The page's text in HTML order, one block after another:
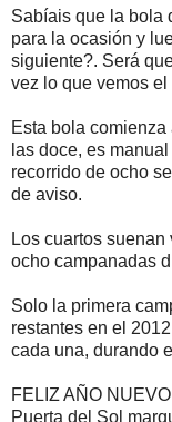
Sabíais que la bola
para la ocasión y
siguiente?. Será
vez lo que vemos
Esta bola
las doce, es
recorrido de ocho
de aviso.
Los cuartos
ocho campanadas
Solo la primera
restantes en el
cada una, durando
FELIZ AÑO
Puerta del Sol